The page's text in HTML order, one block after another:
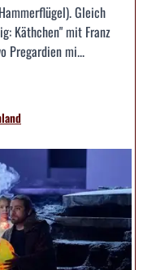
Gleich
Käthchen" mit Franz
Pregardien mi...